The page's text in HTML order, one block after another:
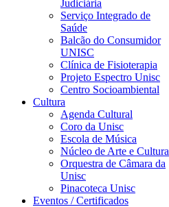
Judiciária
Serviço Integrado de
Saúde
Balcão do Consumidor
UNISC
Clínica de Fisioterapia
Projeto Espectro Unisc
Centro Socioambiental
Cultura
Agenda Cultural
Coro da Unisc
Escola de Música
Núcleo de Arte e Cultura
Orquestra de Câmara da
Unisc
Pinacoteca Unisc
Eventos / Certificados